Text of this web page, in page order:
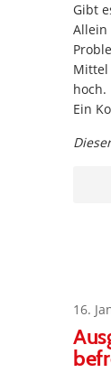
Gibt
Allein
Mittel
hoch.
Ein
16.